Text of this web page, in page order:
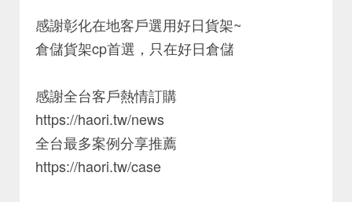
感謝彰化在地客戶選用好日貨架~
倉儲貨架cp首選，只在好日倉儲
感謝全台客戶熱情訂購
https://haori.tw/news
全台最多案例分享推薦
https://haori.tw/case